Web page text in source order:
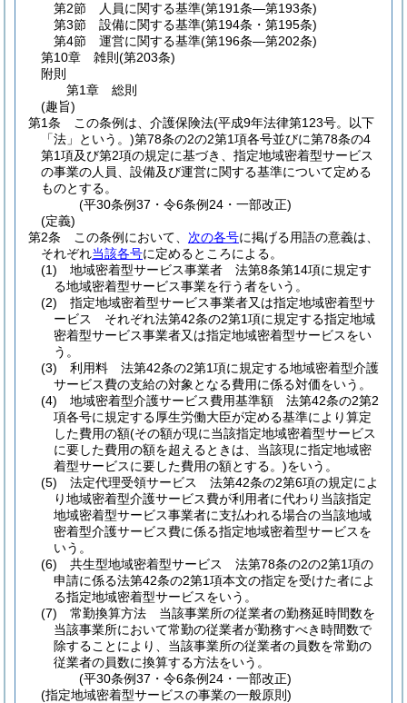
第2節
人員に関する基準(第191条―第193条)
第3節
設備に関する基準(第194条・第195条)
第4節
運営に関する基準(第196条―第202条)
第10章
雑則 (第203条)
附則
第1章
総則
(趣旨)
第1条
この条例は、介護保険法(平成9年法律第123号。以下
「法」という。)第78条の2の2第1項各号並びに第78条の4
第1項及び第2項の規定に基づき、指定地域密着型サービス
の事業の人員、設備及び運営に関する基準について定める
ものとする。
(平30条例37・令6条例24・一部改正)
(定義)
第2条
この条例において、 次の各号に掲げる用語の意義は、
それぞれ当該各号に定めるところによる。
(1)
地域密着型サービス事業者 法第8条第14項に規定す
る地域密着型サービス事業を行う者をいう。
(2)
指定地域密着型サービス事業者又は指定地域密着型サ
ービス それぞれ法第42条の2第1項に規定する指定地域
密着型サービス事業者又は指定地域密着型サービスをい
う。
(3)
利用料 法第42条の2第1項に規定する地域密着型介護
サービス費の支給の対象となる費用に係る対価をいう。
(4)
地域密着型介護サービス費用基準額 法第42条の2第2
項各号に規定する厚生労働大臣が定める基準により算定
した費用の額(その額が現に当該指定地域密着型サービス
に要した費用の額を超えるときは、当該現に指定地域密
着型サービスに要した費用の額とする。)をいう。
(5)
法定代理受領サービス 法第42条の2第6項の規定によ
り地域密着型介護サービス費が利用者に代わり当該指定
地域密着型サービス事業者に支払われる場合の当該地域
密着型介護サービス費に係る指定地域密着型サービスを
いう。
(6)
共生型地域密着型サービス 法第78条の2の2第1項の
申請に係る法第42条の2第1項本文の指定を受けた者によ
る指定地域密着型サービスをいう。
(7)
常勤換算方法 当該事業所の従業者の勤務延時間数を
当該事業所において常勤の従業者が勤務すべき時間数で
除することにより、当該事業所の従業者の員数を常勤の
従業者の員数に換算する方法をいう。
(平30条例37・令6条例24・一部改正)
(指定地域密着型サービスの事業の一般原則)